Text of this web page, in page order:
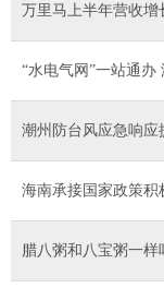
万里马上半年营收增
“水电气网”一站通办
潮州防台风应急响应
海南承接国家政策积
腊八粥和八宝粥一样